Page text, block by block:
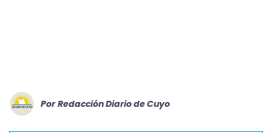
Por Redacción Diario de Cuyo